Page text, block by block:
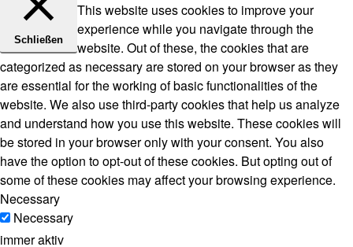
Schließen
This website uses cookies to improve your
experience while you navigate through the
website. Out of these, the cookies that are
categorized as necessary are stored on your browser as they
are essential for the working of basic functionalities of the
website. We also use third-party cookies that help us analyze
and understand how you use this website. These cookies will
be stored in your browser only with your consent. You also
have the option to opt-out of these cookies. But opting out of
some of these cookies may affect your browsing experience.
Necessary
Necessary
immer aktiv